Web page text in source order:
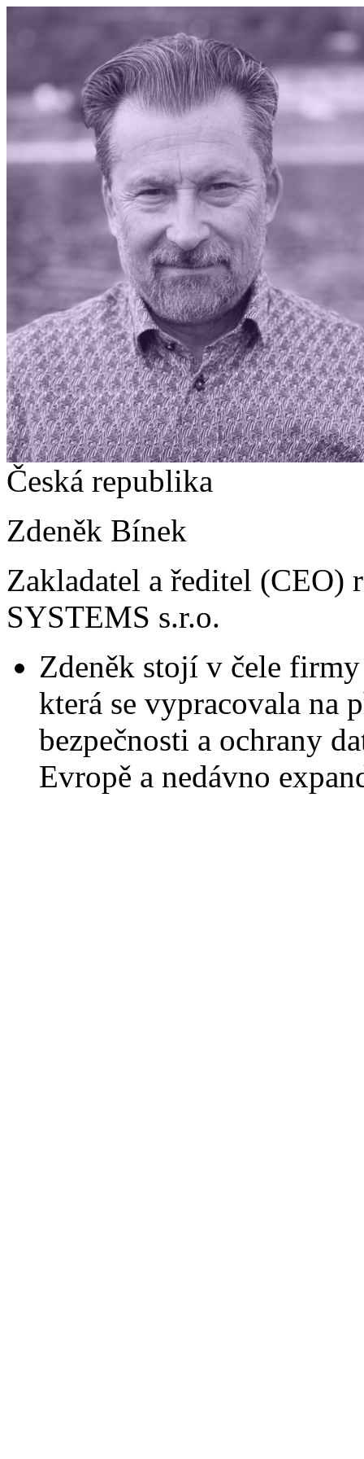
Česká republika
Zdeněk Bínek
Zakladatel a ředitel (CEO)
SYSTEMS s.r.o.
Zdeněk stojí v čele
která se vypracovala na
bezpečnosti a ochrany
Evropě a nedávno